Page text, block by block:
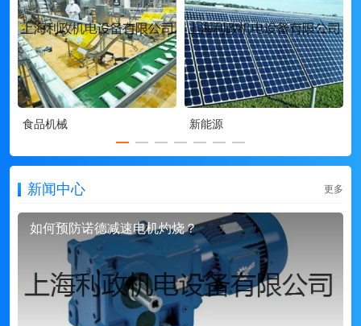
食品机械 新能源
新闻中心 更多
如何预防诺德减速电机灼烧？